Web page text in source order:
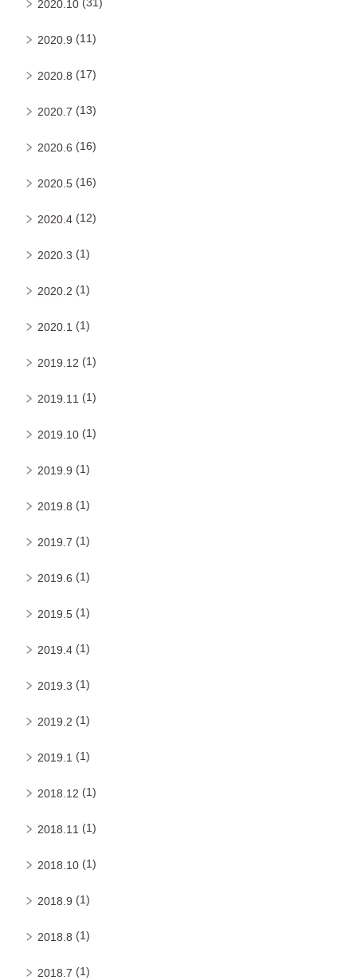
2020.10 (31)
2020.9 (11)
2020.8 (17)
2020.7 (13)
2020.6 (16)
2020.5 (16)
2020.4 (12)
2020.3 (1)
2020.2 (1)
2020.1 (1)
2019.12 (1)
2019.11 (1)
2019.10 (1)
2019.9 (1)
2019.8 (1)
2019.7 (1)
2019.6 (1)
2019.5 (1)
2019.4 (1)
2019.3 (1)
2019.2 (1)
2019.1 (1)
2018.12 (1)
2018.11 (1)
2018.10 (1)
2018.9 (1)
2018.8 (1)
2018.7 (1)